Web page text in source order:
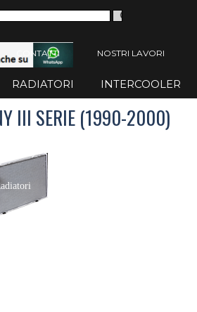
Salta menù
CONTATTI NOSTRI LAVORI
RADIATORI ▼
INTERCOOLER
III SERIE (1990-2000)